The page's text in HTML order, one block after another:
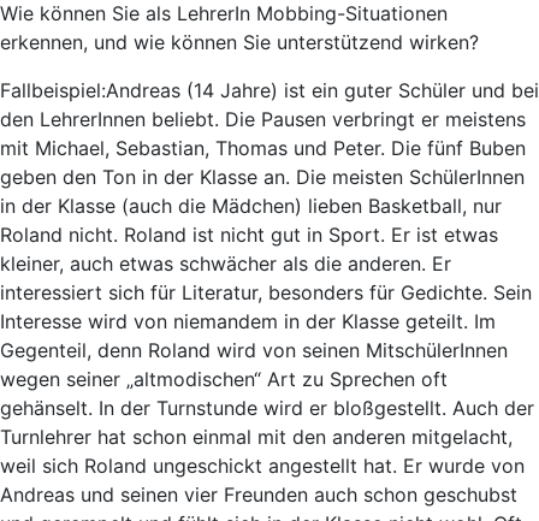
Wie können Sie als LehrerIn Mobbing-Situationen
erkennen, und wie können Sie unterstützend wirken?
Fallbeispiel:Andreas (14 Jahre) ist ein guter Schüler und bei
den LehrerInnen beliebt. Die Pausen verbringt er meistens
mit Michael, Sebastian, Thomas und Peter. Die fünf Buben
geben den Ton in der Klasse an. Die meisten SchülerInnen
in der Klasse (auch die Mädchen) lieben Basketball, nur
Roland nicht. Roland ist nicht gut in Sport. Er ist etwas
kleiner, auch etwas schwächer als die anderen. Er
interessiert sich für Literatur, besonders für Gedichte. Sein
Interesse wird von niemandem in der Klasse geteilt. Im
Gegenteil, denn Roland wird von seinen MitschülerInnen
wegen seiner „altmodischen“ Art zu Sprechen oft
gehänselt. In der Turnstunde wird er bloßgestellt. Auch der
Turnlehrer hat schon einmal mit den anderen mitgelacht,
weil sich Roland ungeschickt angestellt hat. Er wurde von
Andreas und seinen vier Freunden auch schon geschubst